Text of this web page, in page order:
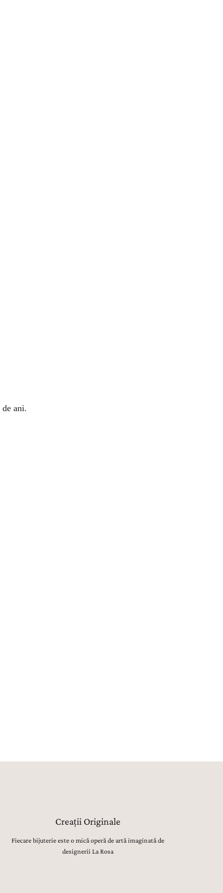
ani.
Creații Originale
Fiecare bijuterie este o mică operă de artă imaginată de
designerii La Rosa